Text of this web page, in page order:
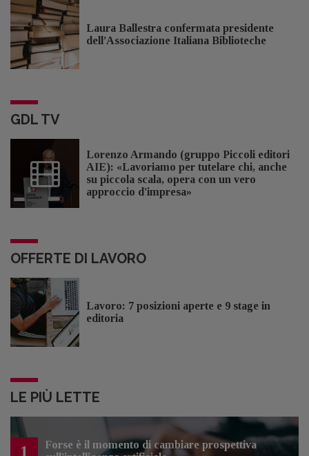
Laura Ballestra confermata presidente
dell’Associazione Italiana Biblioteche
GDL TV
Lorenzo Armando (gruppo Piccoli editori
AIE): «Lavoriamo per tutelare chi, anche
su piccola scala, opera con un vero
approccio d'impresa»
OFFERTE DI LAVORO
Lavoro: 7 posizioni aperte e 9 stage in
editoria
LE PIÙ LETTE
1
Forse è il momento di cambiare prospettiva